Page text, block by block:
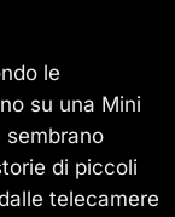
le
su una Mini
sembrano
di piccoli
telecamere